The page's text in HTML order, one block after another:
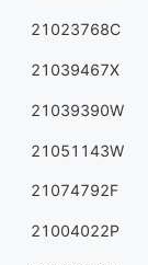
21023768C
21039467X
21039390W
21051143W
21074792F
21004022P